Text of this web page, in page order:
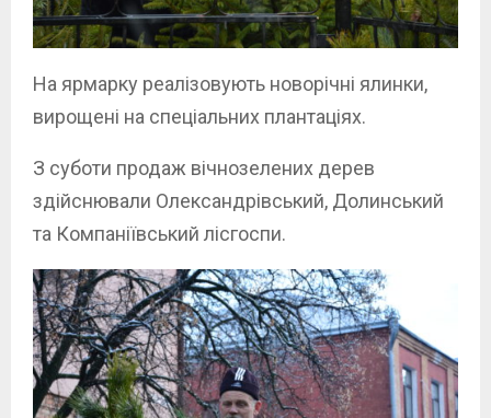
На ярмарку реалізовують новорічні ялинки,
вирощені на спеціальних плантаціях.
З суботи продаж вічнозелених дерев
здійснювали Олександрівський, Долинський
та Компаніївський лісгоспи.